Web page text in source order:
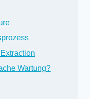
Wartung?